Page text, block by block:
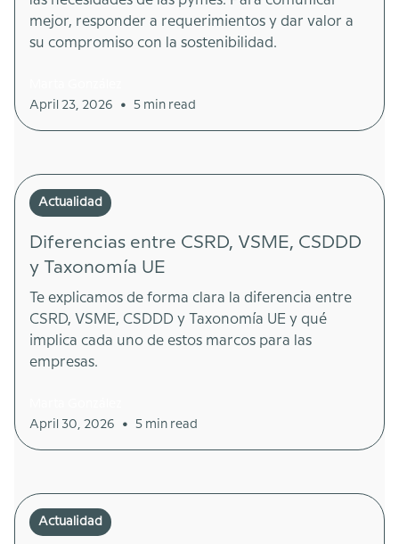
mejor, responder a requerimientos y dar valor a
su compromiso con la sostenibilidad.
April 23, 2026
• 5 min read
Actualidad
Diferencias entre CSRD, VSME, CSDDD
y Taxonomía UE
Te explicamos de forma clara la diferencia entre
CSRD, VSME, CSDDD y Taxonomía UE y qué
implica cada uno de estos marcos para las
empresas.
April 30, 2026
• 5 min read
Actualidad